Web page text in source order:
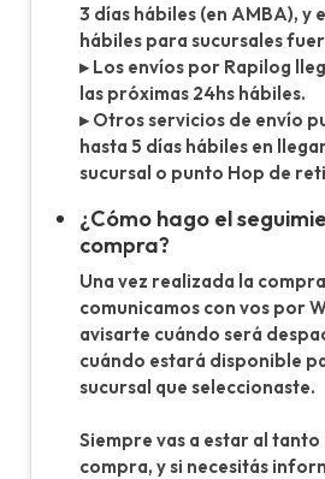
3 días hábiles (en AMBA), y
hábiles para sucursales
▸ Los envíos por Rapilog
las próximas 24hs hábiles.
▸ Otros servicios de envío
hasta 5 días hábiles en
sucursal o punto Hop de
¿Cómo hago el
compra?
Una vez realizada la
comunicamos con vos por
avisarte cuándo será
cuándo estará disponible
sucursal que seleccionaste.
Siempre vas a estar al
compra, y si necesitás